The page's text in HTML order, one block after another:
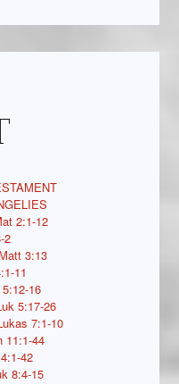
2:1-12
2
3:13
11
16
5:17-26
7:1-10
11:1-44
42
8:4-15